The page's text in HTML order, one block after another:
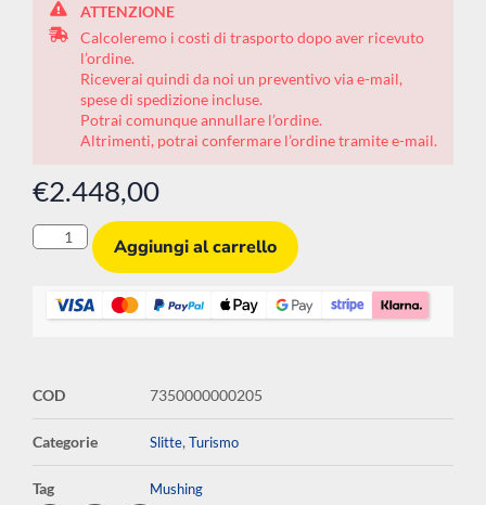
ATTENZIONE
Calcoleremo i costi di trasporto dopo aver ricevuto
l’ordine.
Riceverai quindi da noi un preventivo via e-mail,
spese di spedizione incluse.
Potrai comunque annullare l’ordine.
Altrimenti, potrai confermare l’ordine tramite e-mail.
€2.448,00
Aggiungi al carrello
COD 7350000000205
Categorie Slitte, Turismo
Tag Mushing